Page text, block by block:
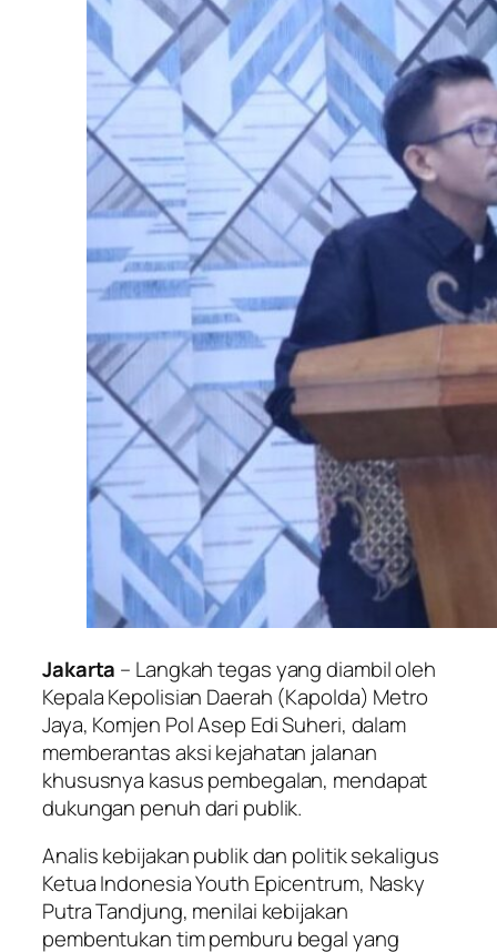
Jakarta – Langkah tegas yang diambil oleh
Kepala Kepolisian Daerah (Kapolda) Metro
Jaya, Komjen Pol Asep Edi Suheri, dalam
memberantas aksi kejahatan jalanan
khususnya kasus pembegalan, mendapat
dukungan penuh dari publik.
Analis kebijakan publik dan politik sekaligus
Ketua Indonesia Youth Epicentrum, Nasky
Putra Tandjung, menilai kebijakan
pembentukan tim pemburu begal yang